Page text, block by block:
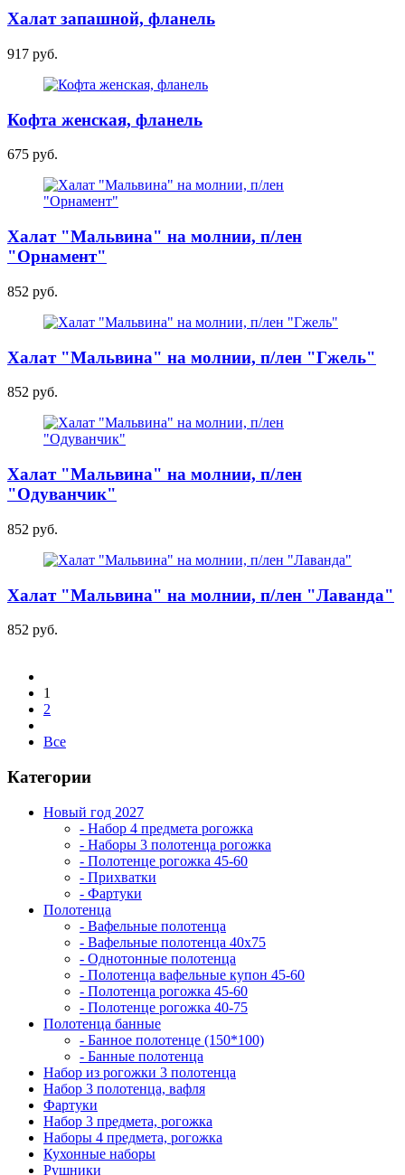
Халат запашной, фланель
917 руб.
Кофта женская, фланель
675 руб.
Халат "Мальвина" на молнии, п/лен
"Орнамент"
852 руб.
Халат "Мальвина" на молнии, п/лен "Гжель"
852 руб.
Халат "Мальвина" на молнии, п/лен
"Одуванчик"
852 руб.
Халат "Мальвина" на молнии, п/лен "Лаванда"
852 руб.
1
2
Все
Категории
Новый год 2027
- Набор 4 предмета рогожка
- Наборы 3 полотенца рогожка
- Полотенце рогожка 45-60
- Прихватки
- Фартуки
Полотенца
- Вафельные полотенца
- Вафельные полотенца 40х75
- Однотонные полотенца
- Полотенца вафельные купон 45-60
- Полотенца рогожка 45-60
- Полотенце рогожка 40-75
Полотенца банные
- Банное полотенце (150*100)
- Банные полотенца
Набор из рогожки 3 полотенца
Набор 3 полотенца, вафля
Фартуки
Набор 3 предмета, рогожка
Наборы 4 предмета, рогожка
Кухонные наборы
Рушники